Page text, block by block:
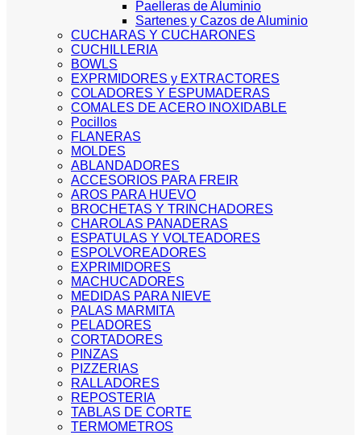
Paelleras de Aluminio
Sartenes y Cazos de Aluminio
CUCHARAS Y CUCHARONES
CUCHILLERIA
BOWLS
EXPRMIDORES y EXTRACTORES
COLADORES Y ESPUMADERAS
COMALES DE ACERO INOXIDABLE
Pocillos
FLANERAS
MOLDES
ABLANDADORES
ACCESORIOS PARA FREIR
AROS PARA HUEVO
BROCHETAS Y TRINCHADORES
CHAROLAS PANADERAS
ESPATULAS Y VOLTEADORES
ESPOLVOREADORES
EXPRIMIDORES
MACHUCADORES
MEDIDAS PARA NIEVE
PALAS MARMITA
PELADORES
CORTADORES
PINZAS
PIZZERIAS
RALLADORES
REPOSTERIA
TABLAS DE CORTE
TERMOMETROS